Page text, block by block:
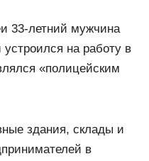
33-летний мужчина
на работу в
«полицейским
здания, склады и
в